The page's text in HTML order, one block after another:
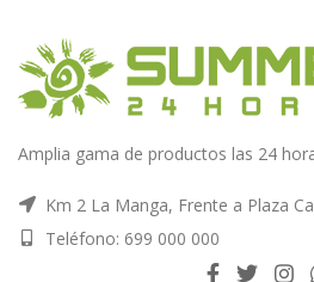
Amplia gama de productos las 24
Km 2 La Manga, Frente a Plaza
Teléfono: 699 000 000